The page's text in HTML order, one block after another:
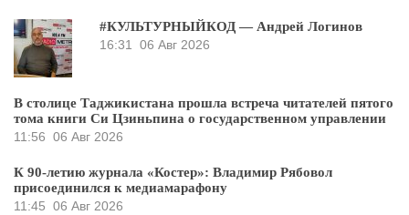
#КУЛЬТУРНЫЙКОД — Андрей Логинов
16:31
06 Авг 2026
В столице Таджикистана прошла встреча читателей пятого
тома книги Си Цзиньпина о государственном управлении
11:56 06 Авг 2026
К 90-летию журнала «Костер»: Владимир Рябовол
присоединился к медиамарафону
11:45 06 Авг 2026